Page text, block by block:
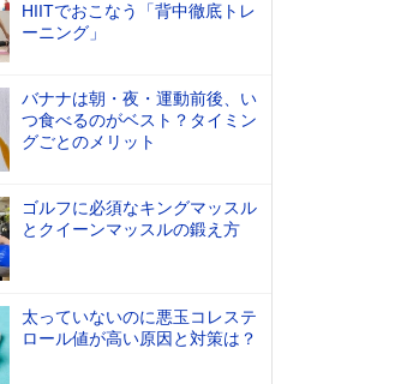
HIITでおこなう「背中徹底トレ
ーニング」
バナナは朝・夜・運動前後、い
つ食べるのがベスト？タイミン
グごとのメリット
ゴルフに必須なキングマッスル
とクイーンマッスルの鍛え方
太っていないのに悪玉コレステ
ロール値が高い原因と対策は？